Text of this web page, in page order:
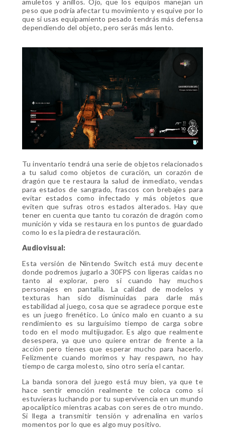
amuletos y anillos. Ojo, que los equipos manejan un
peso que podría afectar tu movimiento y esquive por lo
que si usas equipamiento pesado tendrás más defensa
dependiendo del objeto, pero serás más lento.
Tu inventario tendrá una serie de objetos relacionados
a tu salud como objetos de curación, un corazón de
dragón que te restaura la salud de inmediato, vendas
para estados de sangrado, frascos con brebajes para
evitar estados como infectado y más objetos que
eviten que sufras otros estados alterados. Hay que
tener en cuenta que tanto tu corazón de dragón como
munición y vida se restaura en los puntos de guardado
como lo es la piedra de restauración.
Audiovisual:
Esta versión de Nintendo Switch está muy decente
donde podremos jugarlo a 30FPS con ligeras caídas no
tanto al explorar, pero si cuando hay muchos
personajes en pantalla. La calidad de modelos y
texturas han sido disminuidas para darle más
estabilidad al juego, cosa que se agradece porque este
es un juego frenético. Lo único malo en cuanto a su
rendimiento es su larguísimo tiempo de carga sobre
todo en el modo multijugador. Es algo que realmente
desespera, ya que uno quiere entrar de frente a la
acción pero tienes que esperar mucho para hacerlo.
Felizmente cuando morimos y hay respawn, no hay
tiempo de carga molesto, sino otro sería el cantar.
La banda sonora del juego está muy bien, ya que te
hace sentir emoción realmente te coloca como si
estuvieras luchando por tu supervivencia en un mundo
apocalíptico mientras acabas con seres de otro mundo.
Si llega a transmitir tensión y adrenalina en varios
momentos por lo que es algo muy positivo.